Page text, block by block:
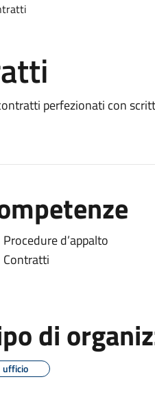
perfezionati con
Procedure d’appalto
Contratti
di
ufficio